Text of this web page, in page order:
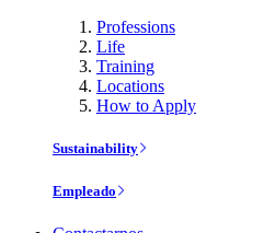
Professions
Life
Training
Locations
How to Apply
Sustainability
Empleado